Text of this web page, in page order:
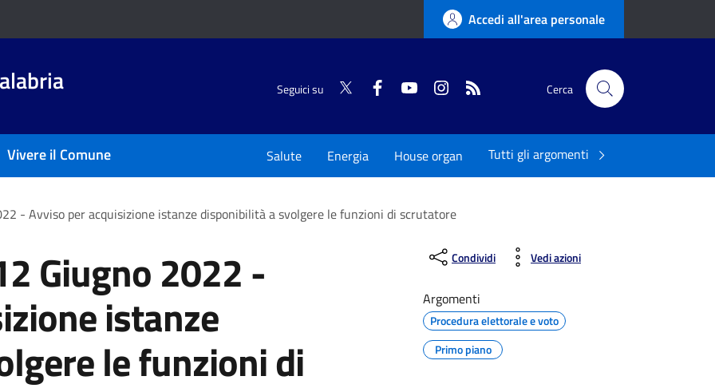
Accedi all'area personale
Seguici su Twitter FacebookYouTubeInstagram Cerca
Vivere il Comune Salute Energia House organ Tutti gli argomenti
- Avviso per acquisizione istanze disponibilità a svolgere le funzioni di scrutatore
Giugno 2022 -
istanze
le funzioni di
Condividi Vedi azioni
Argomenti
Procedura elettorale e voto
Primo piano